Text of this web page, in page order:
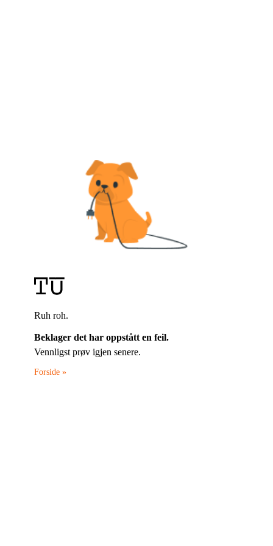
Ruh roh.
Beklager det har oppstått en feil.
Vennligst prøv igjen senere.
Forside »